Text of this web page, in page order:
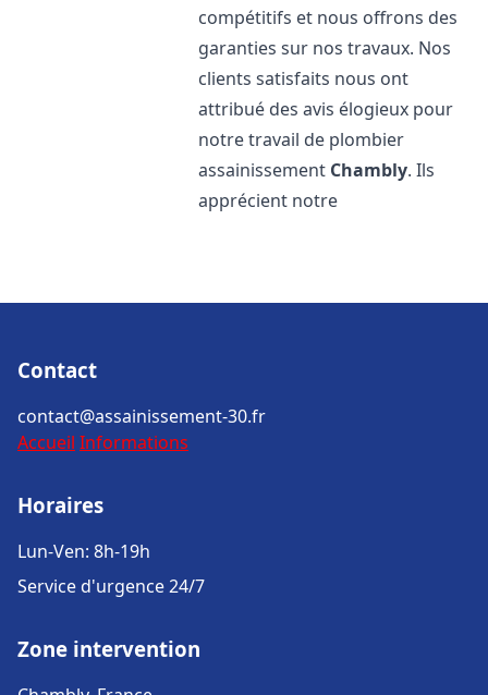
compétitifs et nous offrons des
garanties sur nos travaux. Nos
clients satisfaits nous ont
attribué des avis élogieux pour
notre travail de plombier
assainissement Chambly. Ils
apprécient notre
Contact
contact@assainissement-30.fr
Accueil Informations
Horaires
Lun-Ven: 8h-19h
Service d'urgence 24/7
Zone intervention